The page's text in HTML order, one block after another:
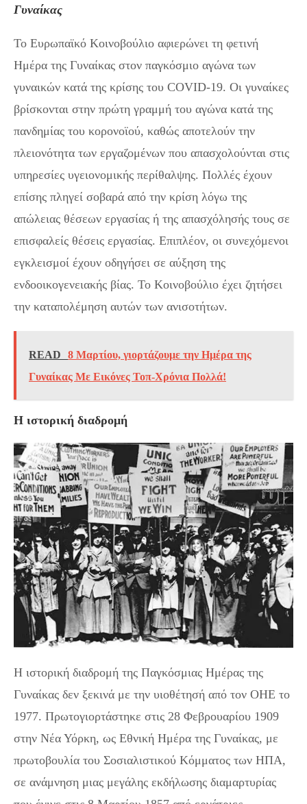
Γυναίκας
Το Ευρωπαϊκό Κοινοβούλιο αφιερώνει τη φετινή
Ημέρα της Γυναίκας στον παγκόσμιο αγώνα των
γυναικών κατά της κρίσης του COVID-19. Οι γυναίκες
βρίσκονται στην πρώτη γραμμή του αγώνα κατά της
πανδημίας του κορονοϊού, καθώς αποτελούν την
πλειονότητα των εργαζομένων που απασχολούνται στις
υπηρεσίες υγειονομικής περίθαλψης. Πολλές έχουν
επίσης πληγεί σοβαρά από την κρίση λόγω της
απώλειας θέσεων εργασίας ή της απασχόλησής τους σε
επισφαλείς θέσεις εργασίας. Επιπλέον, οι συνεχόμενοι
εγκλεισμοί έχουν οδηγήσει σε αύξηση της
ενδοοικογενειακής βίας. Το Κοινοβούλιο έχει ζητήσει
την καταπολέμηση αυτών των ανισοτήτων.
READ
8 Μαρτίου, γιορτάζουμε την Ημέρα της
Γυναίκας Με Εικόνες Τοπ-Χρόνια Πολλά!
Η ιστορική διαδρομή
Η ιστορική διαδρομή της Παγκόσμιας Ημέρας της
Γυναίκας δεν ξεκινά με την υιοθέτησή από τον ΟΗΕ το
1977. Πρωτογιορτάστηκε στις 28 Φεβρουαρίου 1909
στην Νέα Υόρκη, ως Εθνική Ημέρα της Γυναίκας, με
πρωτοβουλία του Σοσιαλιστικού Κόμματος των ΗΠΑ,
σε ανάμνηση μιας μεγάλης εκδήλωσης διαμαρτυρίας